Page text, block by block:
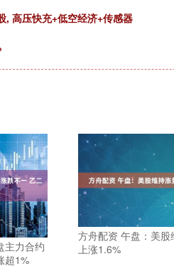
, 高压快充+低空经济+传感器
主力合约
超1%
方舟配资 午盘：美
上涨1.6%